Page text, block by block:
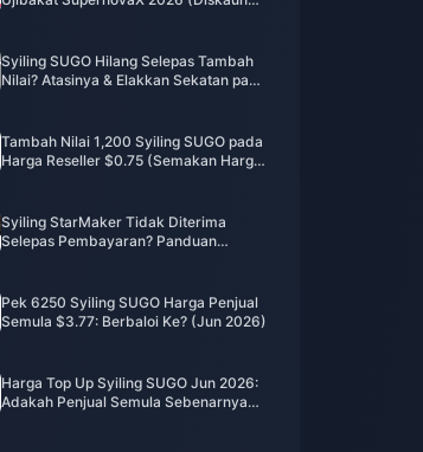
Syiling SUGO Hilang Selepas Tambah
Nilai? Atasinya & Elakkan Sekatan pada
Tambah Nilai 1,200 Syiling SUGO pada
Harga Reseller $0.75 (Semakan Harga
Syiling StarMaker Tidak Diterima
Selepas Pembayaran? Panduan
Pek 6250 Syiling SUGO Harga Penjual
Semula $3.77: Berbaloi Ke? (Jun 2026)
Harga Top Up Syiling SUGO Jun 2026:
Adakah Penjual Semula Sebenarnya